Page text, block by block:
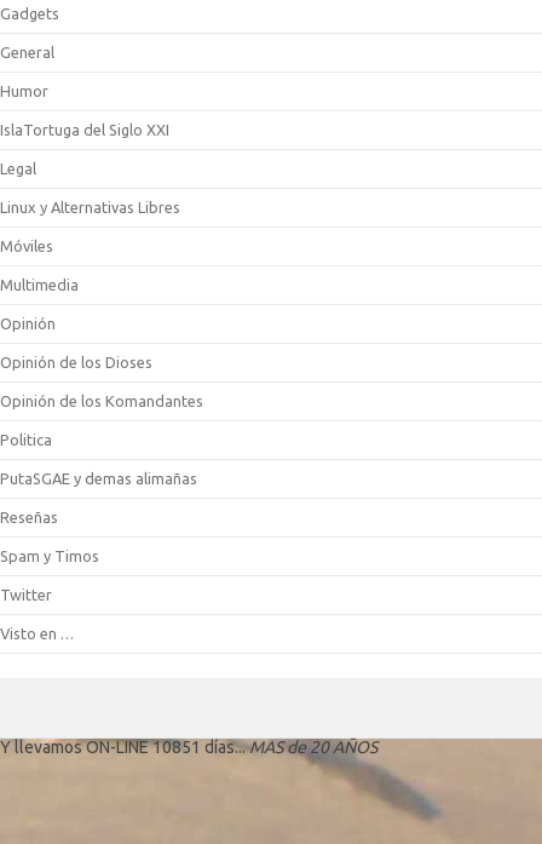
Gadgets
General
Humor
IslaTortuga del Siglo XXI
Legal
Linux y Alternativas Libres
Móviles
Multimedia
Opinión
Opinión de los Dioses
Opinión de los Komandantes
Politica
PutaSGAE y demas alimañas
Reseñas
Spam y Timos
Twitter
Visto en …
Y llevamos ON-LINE 10851 días...MAS de 20 AÑOS